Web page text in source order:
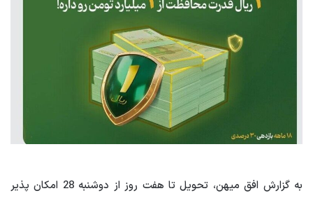
به گزارش افق میهن، تحویل تا هفت روز از دوشنبه 28 امکان پذیر